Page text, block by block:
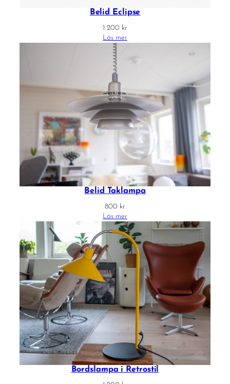
Belid Eclipse
1 200 kr
Läs mer
Belid Taklampa
800 kr
Läs mer
Bordslampa i Retrostil